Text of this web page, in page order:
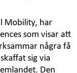
Mobility, har
som visar att
några få
sig via
Den